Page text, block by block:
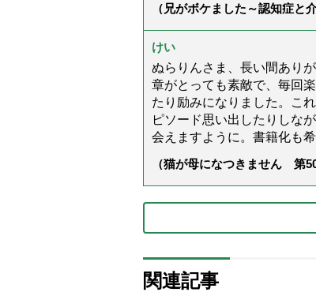
（兄がボケました～認知症と
けい
ぬらりんさま、長い間あり
章がとっても素敵で、毎回
たり励みになりました。こ
ピソード思い出したりしな
会えますように。書籍化も
（猫が母になつきません 第
関連記事